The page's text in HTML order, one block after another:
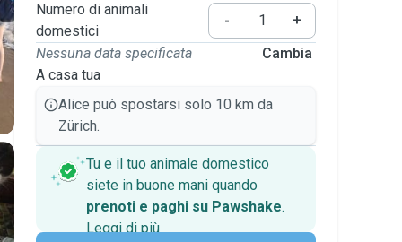
Numero di animali
domestici
-
+
Nessuna data specificata
A casa tua
Cambia
Alice può spostarsi solo 10 km da
Zürich.
Tu e il tuo animale domestico
siete in buone mani quando
prenoti e paghi su Pawshake.
Leggi di piùPagamenti sicuri